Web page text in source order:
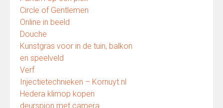
Circle of Gentlemen
Online in beeld
Douche
Kunstgras voor in de tuin, balkon
en speelveld
Verf
Injectietechnieken – Kornuyt.nl
Hedera klimop kopen
deurspion met camera